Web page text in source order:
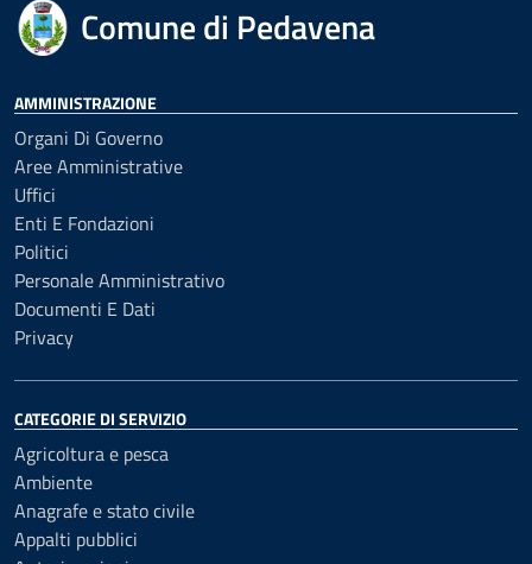
Comune di Pedavena
AMMINISTRAZIONE
Organi Di Governo
Aree Amministrative
Uffici
Enti E Fondazioni
Politici
Personale Amministrativo
Documenti E Dati
Privacy
CATEGORIE DI SERVIZIO
Agricoltura e pesca
Ambiente
Anagrafe e stato civile
Appalti pubblici